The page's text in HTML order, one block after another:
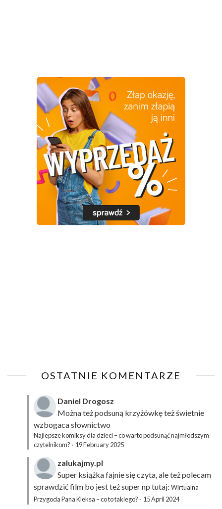
OSTATNIE KOMENTARZE
Daniel Drogosz
Można też podsuną krzyżówkęteż świetnie
wzbogaca słownictwo
Najlepsze komiksy dla dzieci – co warto podsunąć najmłodszym
czytelnikom? · 19 February 2025
zalukajmy.pl
Super książka fajnie się czyta, ale też polecam
sprawdzić film bo jest też super np tutaj: Wirtualna
Przygoda Pana Kleksa – co to takiego? · 15 April 2024